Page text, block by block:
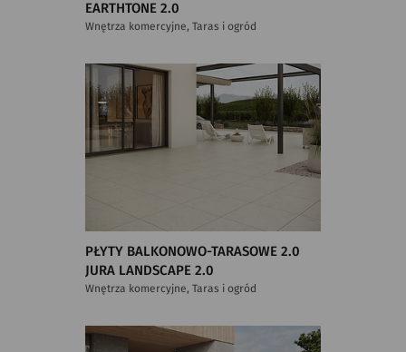
EARTHTONE 2.0
Wnętrza komercyjne, Taras i ogród
PŁYTY BALKONOWO-TARASOWE 2.0
JURA LANDSCAPE 2.0
Wnętrza komercyjne, Taras i ogród